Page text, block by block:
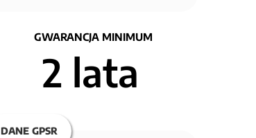
GWARANCJA MINIMUM
2 lata
DANE GPSR